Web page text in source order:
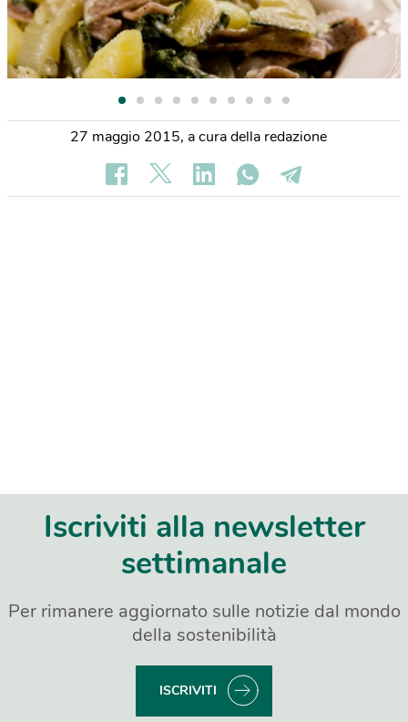
27 maggio 2015, a cura della redazione
Iscriviti alla newsletter
settimanale
Per rimanere aggiornato sulle notizie dal mondo
della sostenibilità
ISCRIVITI